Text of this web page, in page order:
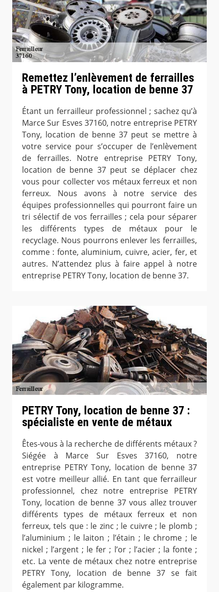
Remettez l’enlèvement de ferrailles
à PETRY Tony, location de benne 37
Étant un ferrailleur professionnel ; sachez qu’à
Marce Sur Esves 37160, notre entreprise PETRY
Tony, location de benne 37 peut se mettre à
votre service pour s’occuper de l’enlèvement
de ferrailles. Notre entreprise PETRY Tony,
location de benne 37 peut se déplacer chez
vous pour collecter vos métaux ferreux et non
ferreux. Nous avons à notre service des
équipes professionnelles qui pourront faire un
tri sélectif de vos ferrailles ; cela pour séparer
les différents types de métaux pour le
recyclage. Nous pourrons enlever les ferrailles,
comme : fonte, aluminium, cuivre, acier, fer, et
autres. N’attendez plus à faire appel à notre
entreprise PETRY Tony, location de benne 37.
PETRY Tony, location de benne 37 :
spécialiste en vente de métaux
Êtes-vous à la recherche de différents métaux ?
Siégée à Marce Sur Esves 37160, notre
entreprise PETRY Tony, location de benne 37
est votre meilleur allié. En tant que ferrailleur
professionnel, chez notre entreprise PETRY
Tony, location de benne 37 vous allez trouver
différents types de métaux ferreux et non
ferreux, tels que : le zinc ; le cuivre ; le plomb ;
l’aluminium ; le laiton ; l’étain ; le chrome ; le
nickel ; l’argent ; le fer ; l’or ; l’acier ; la fonte ;
etc. La vente de métaux chez notre entreprise
PETRY Tony, location de benne 37 se fait
également par kilogramme.